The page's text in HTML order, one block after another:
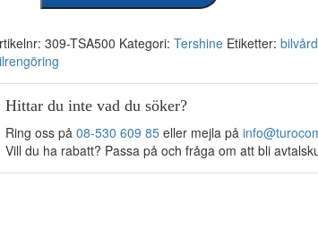
309-TSA500 Kategori: Tershine Etiketter: bilvård
Hittar du inte vad du söker?
Ring oss på 08-530 609 85eller mejla på
Vill du ha rabatt? Passa på och fråga om att bli